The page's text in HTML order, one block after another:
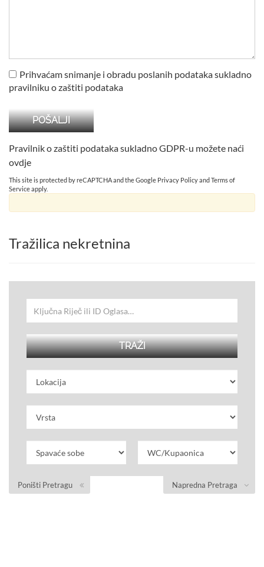
Prihvaćam snimanje i obradu poslanih podataka sukladno
pravilniku o zaštiti podataka
Pravilnik o zaštiti podataka sukladno GDPR-u možete naći
ovdje
This site is protected by reCAPTCHA and the Google Privacy PolicyandTerms of
Serviceapply.
Tražilica nekretnina
Napredna Pretraga
Poništi Pretragu